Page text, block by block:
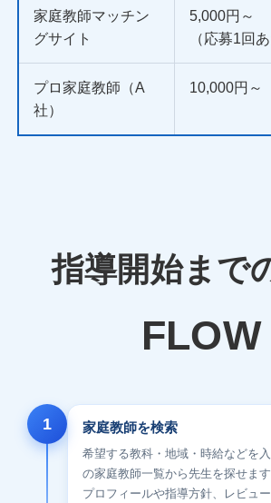
家庭教師マッチン
グサイト
5,000円～
（応募1回あ
プロ家庭教師（A
社）
10,000円～
指導開始まで
FLOW
1 家庭教師を検索
希望する教科・地域・時給などを
の家庭教師一覧から先生を探せます
プロフィールや指導方針、レビュ